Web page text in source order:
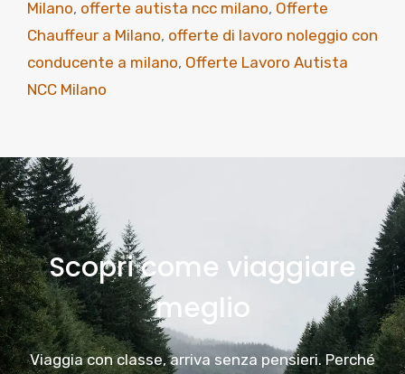
Milano, offerte autista ncc milano, Offerte
Chauffeur a Milano, offerte di lavoro noleggio con
conducente a milano, Offerte Lavoro Autista
NCC Milano
Scopri come viaggiare
meglio
Viaggia con classe, arriva senza pensieri. Perché